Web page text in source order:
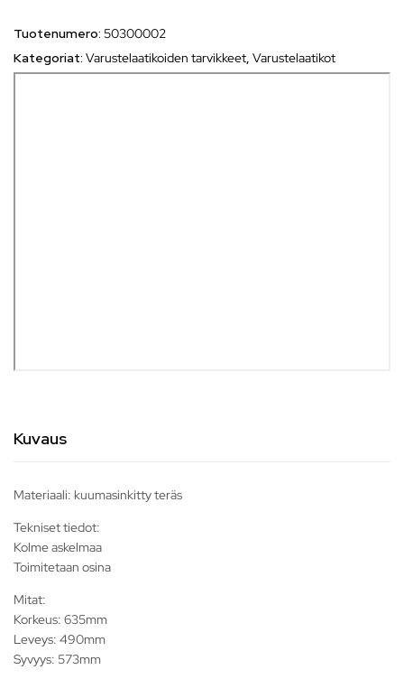
Tuotenumero: 50300002
Kategoriat: Varustelaatikoiden tarvikkeet, Varustelaatikot
Kuvaus
Materiaali: kuumasinkitty teräs
Tekniset tiedot:
Kolme askelmaa
Toimitetaan osina
Mitat:
Korkeus: 635mm
Leveys: 490mm
Syvyys: 573mm